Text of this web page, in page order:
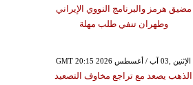
مضيق هرمز والبرنامج النووي الإيراني
وطهران تنفي طلب مهلة
GMT 20:15 2026 الإثنين ,03 آب / أغسطس
الذهب يصعد مع تراجع مخاوف التصعيد